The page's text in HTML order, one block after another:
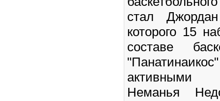
стал
которого 15
составе
активными
Неманья